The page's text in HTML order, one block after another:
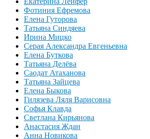
Фотиния Ефремова
Елена Гуторова
Татьяна Синдяева
Ирина Мицко
Серая Александра Евгеньевна
Елена Буткова
Татьяна Делёва
Саодат Атаханова
Татьяна Зайцева
Елена Быкова
Гилязева Ляля Варисовна
Софья Клавда
Светлана Кирьянова
Анастасия Ждан
Анна Новикова